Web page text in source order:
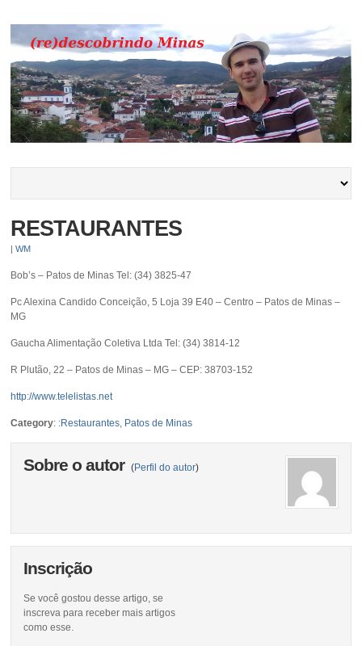
RESTAURANTES
|WM
Bob’s – Patos de Minas Tel: (34) 3825-47
Pc Alexina Candido Conceição, 5 Loja 39 E40 – Centro – Patos de Minas –
MG
Gaucha Alimentação Coletiva Ltda Tel: (34) 3814-12
R Plutão, 22 – Patos de Minas – MG – CEP: 38703-152
http://www.telelistas.net
Category: :Restaurantes, Patos de Minas
Sobre o autor (Perfil do autor)
Inscrição
Se você gostou desse artigo, se
inscreva para receber mais artigos
como esse.